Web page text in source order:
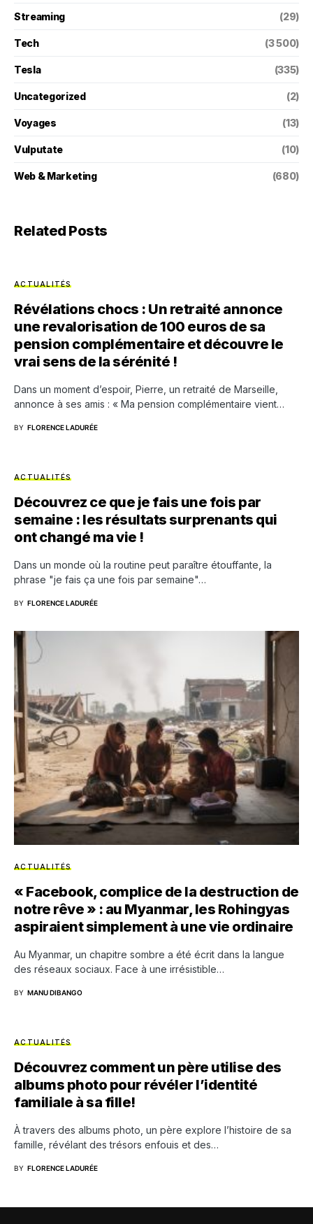
Streaming (29)
Tech (3 500)
Tesla (335)
Uncategorized (2)
Voyages (13)
Vulputate (10)
Web & Marketing (680)
Related Posts
ACTUALITÉS
Révélations chocs : Un retraité annonce
une revalorisation de 100 euros de sa
pension complémentaire et découvre le
vrai sens de la sérénité !
Dans un moment d’espoir, Pierre, un retraité de Marseille,
annonce à ses amis : « Ma pension complémentaire vient…
BY FLORENCE LADURÉE
ACTUALITÉS
Découvrez ce que je fais une fois par
semaine : les résultats surprenants qui
ont changé ma vie !
Dans un monde où la routine peut paraître étouffante, la
phrase "je fais ça une fois par semaine"…
BY FLORENCE LADURÉE
ACTUALITÉS
« Facebook, complice de la destruction de
notre rêve » : au Myanmar, les Rohingyas
aspiraient simplement à une vie ordinaire
Au Myanmar, un chapitre sombre a été écrit dans la langue
des réseaux sociaux. Face à une irrésistible…
BY MANU DIBANGO
ACTUALITÉS
Découvrez comment un père utilise des
albums photo pour révéler l’identité
familiale à sa fille!
À travers des albums photo, un père explore l’histoire de sa
famille, révélant des trésors enfouis et des…
BY FLORENCE LADURÉE